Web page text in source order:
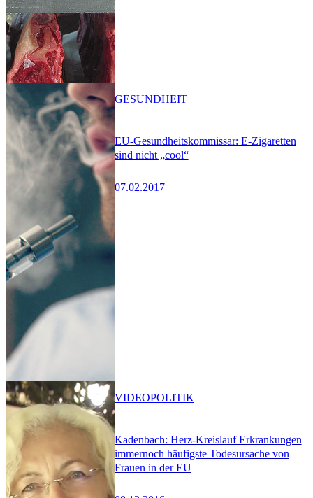
EU-Gesundheitskommissar: E-Zigaretten
sind nicht „cool“
07.02.2017
GESUNDHEIT
Kadenbach: Herz-Kreislauf Erkrankungen
immernoch häufigste Todesursache von
Frauen in der EU
VIDEOPOLITIK